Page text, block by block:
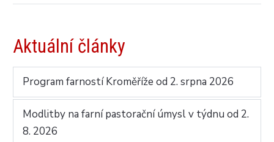
Aktuální články
Program farností Kroměříže od 2. srpna 2026
Modlitby na farní pastorační úmysl v týdnu od 2.
8. 2026